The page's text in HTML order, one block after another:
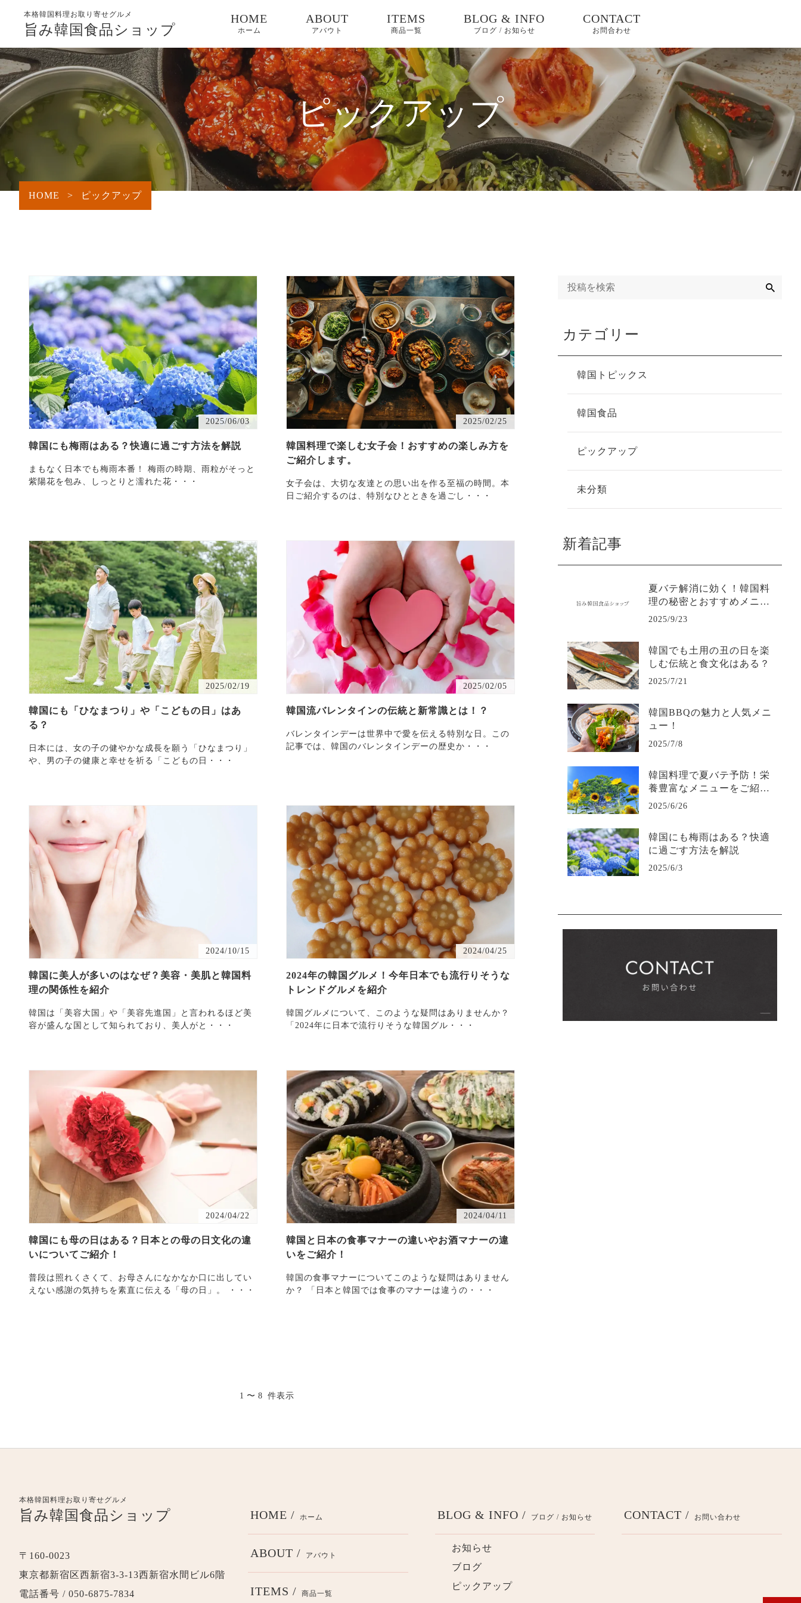
本格韓国料理お取り寄せグルメ
旨み韓国食品ショップ
HOME
ホーム
ABOUT
アバウト
ITEMS
商品一覧
BLOG & INFO
ブログ / お知らせ
お知らせ
ブログ
ピックアップ
CONTACT
お問合わせ
ピックアップ
HOME > ピックアップ
2025/06/03
韓国にも梅雨はある？快適に過ごす方法を解説
まもなく日本でも梅雨本番！ 梅雨の時期、雨粒がそっと
紫陽花を包み、しっとりと濡れた花・・・
2025/02/25
韓国料理で楽しむ女子会！おすすめの楽しみ方を
ご紹介します。
女子会は、大切な友達との思い出を作る至福の時間。本
日ご紹介するのは、特別なひとときを過ごし・・・
2025/02/19
韓国にも「ひなまつり」や「こどもの日」はあ
る？
日本には、女の子の健やかな成長を願う「ひなまつり」
や、男の子の健康と幸せを祈る「こどもの日・・・
2025/02/05
韓国流バレンタインの伝統と新常識とは！？
バレンタインデーは世界中で愛を伝える特別な日。この
記事では、韓国のバレンタインデーの歴史か・・・
2024/10/15
韓国に美人が多いのはなぜ？美容・美肌と韓国料
理の関係性を紹介
韓国は「美容大国」や「美容先進国」と言われるほど美
容が盛んな国として知られており、美人がと・・・
2024/04/25
2024年の韓国グルメ！今年日本でも流行りそうな
トレンドグルメを紹介
韓国グルメについて、このような疑問はありませんか？
「2024年に日本で流行りそうな韓国グル・・・
2024/04/22
韓国にも母の日はある？日本との母の日文化の違
いについてご紹介！
普段は照れくさくて、お母さんになかなか口に出してい
えない感謝の気持ちを素直に伝える「母の日」。 ・・・
2024/04/11
韓国と日本の食事マナーの違いやお酒マナーの違
いをご紹介！
韓国の食事マナーについてこのような疑問はありません
か？ 「日本と韓国では食事のマナーは違うの・・・
1 〜 8 件表示
カテゴリー
韓国トピックス
韓国食品
ピックアップ
未分類
新着記事
夏バテ解消に効く！韓国料
理の秘密とおすすめメニュ
ー
2025/9/23
韓国でも土用の丑の日を楽
しむ伝統と食文化はある？
2025/7/21
韓国BBQの魅力と人気メニ
ュー！
2025/7/8
韓国料理で夏バテ予防！栄
養豊富なメニューをご紹
介！
2025/6/26
韓国にも梅雨はある？快適
に過ごす方法を解説
2025/6/3
本格韓国料理お取り寄せグルメ
旨み韓国食品ショップ
〒160-0023
東京都新宿区西新宿3-3-13西新宿水間ビル6階
電話番号 / 050-6875-7834
HOME / ホーム
ABOUT / アバウト
ITEMS / 商品一覧
BLOG & INFO / ブログ / お知らせ
お知らせ
ブログ
ピックアップ
CONTACT / お問い合わせ